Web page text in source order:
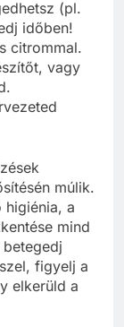
(pl.
időben!
citrommal.
vagy
múlik.
higiénia, a
mind
figyelj a
elkerüld a